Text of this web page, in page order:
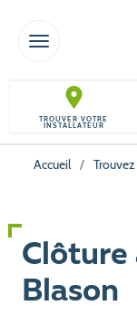
TOGGLE
TROUVER VOTRE
INSTALLATEUR
Accueil /
Clôture
Blason